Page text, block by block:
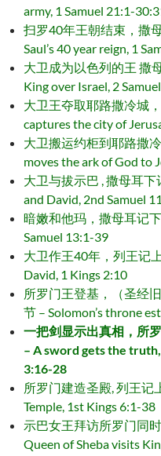
army, 1 Samuel 21:1-
扫罗40年王朝结束，撒
Saul’s 40 year reign, 1
大卫成为以色列的王 撒
King over Israel, 2
大卫王夺取耶路撒冷城
captures the city of
大卫搬运约柜到耶路撒
moves the ark of God to
大卫与拔示巴 , 撒母耳
and David, 2nd Samuel
暗嫩和他玛，撒母耳记
Samuel 13:1-39
大卫作王40年，列王记
David, 1 Kings 2:10
所罗门王登基，（圣经
节 – Solomon’s throne
一把剑显示出真相，所
– A sword gets the
3:16-28
所罗门建造圣殿, 列王记
Temple, 1st Kings 6:1-38
示巴女王拜访所罗门同
Queen of Sheba visits